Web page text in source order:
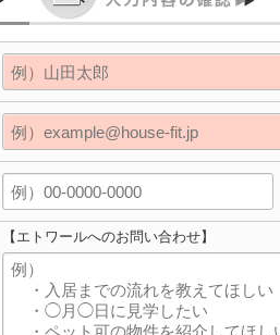
【エトワールへのお問い合わせ】